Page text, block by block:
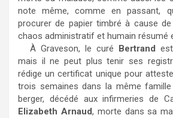
note même, comme en passant,
procurer de papier timbré à cause de
chaos administratif et humain résumé
À Graveson, le curé Bertrand
mais il ne peut plus tenir ses
rédige un certificat unique pour
trois semaines dans la même
berger, décédé aux infirmeries de
Elizabeth Arnaud, morte dans sa